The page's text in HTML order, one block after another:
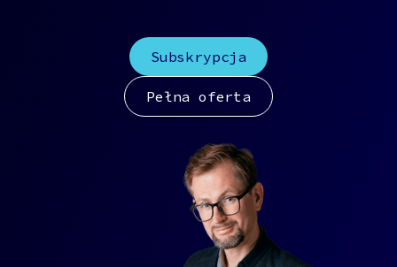
Subskrypcja
Pełna oferta